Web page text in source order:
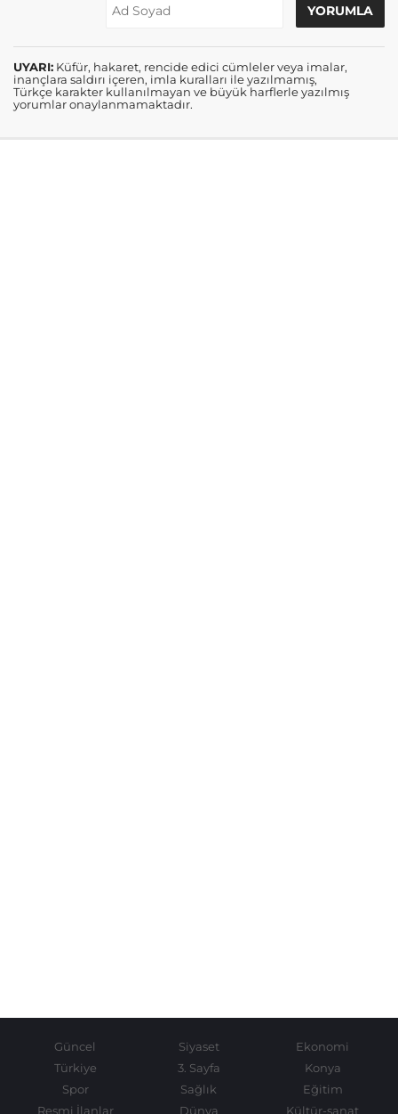
UYARI: Küfür, hakaret, rencide edici cümleler veya imalar,
inançlara saldırı içeren, imla kuralları ile yazılmamış,
Türkçe karakter kullanılmayan ve büyük harflerle yazılmış
yorumlar onaylanmamaktadır.
Güncel Siyaset
Ekonomi
Türkiye
3. Sayfa
Konya
Spor
Sağlık
Eğitim
Resmi İlanlar
Dünya Kültür-sanat